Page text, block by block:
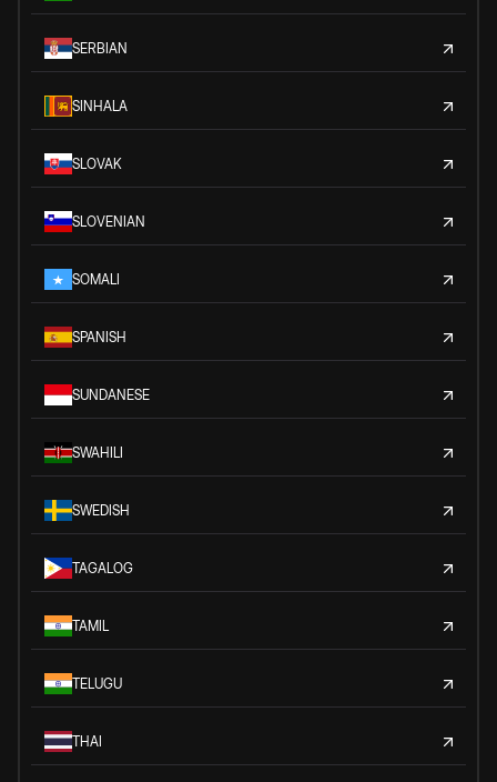
SERBIAN
SINHALA
SLOVAK
SLOVENIAN
SOMALI
SPANISH
SUNDANESE
SWAHILI
SWEDISH
TAGALOG
TAMIL
TELUGU
THAI